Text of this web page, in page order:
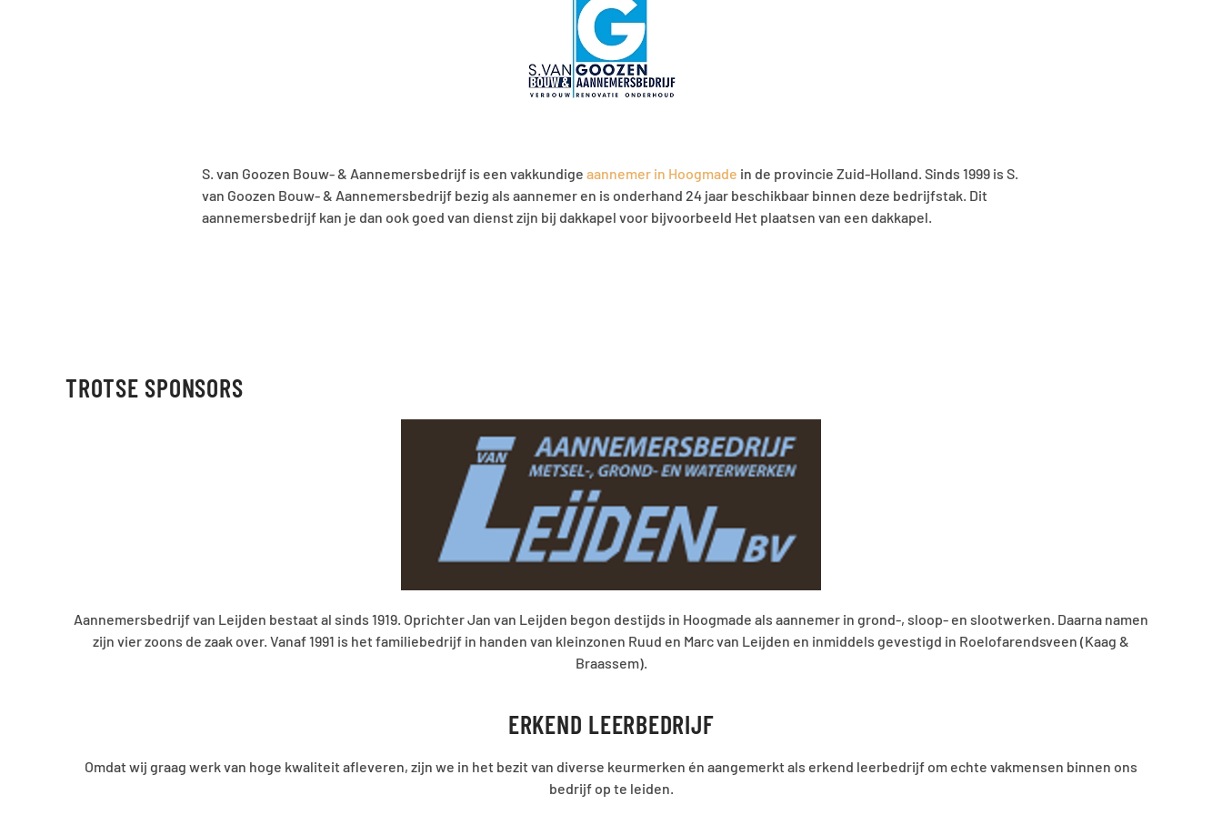
S. van Goozen Bouw- & Aannemersbedrijf is een vakkundige aannemer in Hoogmade in de provincie Zuid-Holland. Sinds 1999 is S.
van Goozen Bouw- & Aannemersbedrijf bezig als aannemer en is onderhand 24 jaar beschikbaar binnen deze bedrijfstak. Dit
aannemersbedrijf kan je dan ook goed van dienst zijn bij dakkapel voor bijvoorbeeld Het plaatsen van een dakkapel.
TROTSE SPONSORS
bestaat al sinds 1919. Oprichter Jan van Leijden begon destijds in Hoogmade als aannemer in grond-, sloop- en slootwerken. Daarna namen
Vanaf 1991 is het familiebedrijf in handen van kleinzonen Ruud en Marc van Leijden en inmiddels gevestigd in Roelofarendsveen (Kaag &
hoge kwaliteit afleveren, zijn we in het bezit van diverse keurmerken én aangemerkt als erkend leerbedrijf om echte vakmensen binnen ons